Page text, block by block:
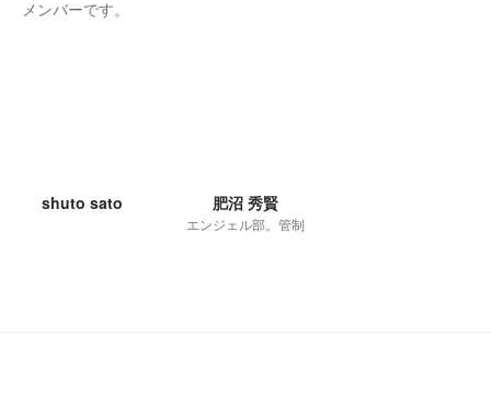
メンバーです。
shuto sato 肥沼 秀賢
エンジェル部。管制